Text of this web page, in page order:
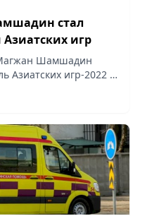
стал
игр
Шамшадин
Азиатских игр-2022 в
служба
РК.